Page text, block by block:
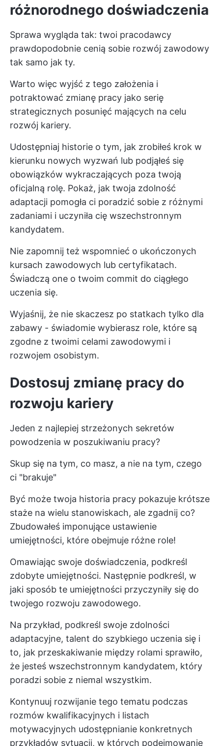
różnorodnego doświadczenia
Sprawa wygląda tak: twoi pracodawcy
prawdopodobnie cenią sobie rozwój zawodowy
tak samo jak ty.
Warto więc wyjść z tego założenia i
potraktować zmianę pracy jako serię
strategicznych posunięć mających na celu
rozwój kariery.
Udostępniaj historie o tym, jak zrobiłeś krok w
kierunku nowych wyzwań lub podjąłeś się
obowiązków wykraczających poza twoją
oficjalną rolę. Pokaż, jak twoja zdolność
adaptacji pomogła ci poradzić sobie z różnymi
zadaniami i uczyniła cię wszechstronnym
kandydatem.
Nie zapomnij też wspomnieć o ukończonych
kursach zawodowych lub certyfikatach.
Świadczą one o twoim commit do ciągłego
uczenia się.
Wyjaśnij, że nie skaczesz po statkach tylko dla
zabawy - świadomie wybierasz role, które są
zgodne z twoimi celami zawodowymi i
rozwojem osobistym.
Dostosuj zmianę pracy do
rozwoju kariery
Jeden z najlepiej strzeżonych sekretów
powodzenia w poszukiwaniu pracy?
Skup się na tym, co masz, a nie na tym, czego
ci "brakuje"
Być może twoja historia pracy pokazuje krótsze
staże na wielu stanowiskach, ale zgadnij co?
Zbudowałeś imponujące ustawienie
umiejętności, które obejmuje różne role!
Omawiając swoje doświadczenia, podkreśl
zdobyte umiejętności. Następnie podkreśl, w
jaki sposób te umiejętności przyczyniły się do
twojego rozwoju zawodowego.
Na przykład, podkreśl swoje zdolności
adaptacyjne, talent do szybkiego uczenia się i
to, jak przeskakiwanie między rolami sprawiło,
że jesteś wszechstronnym kandydatem, który
poradzi sobie z niemal wszystkim.
Kontynuuj rozwijanie tego tematu podczas
rozmów kwalifikacyjnych i listach
motywacyjnych udostępnianie konkretnych
przykładów sytuacji, w których podejmowanie